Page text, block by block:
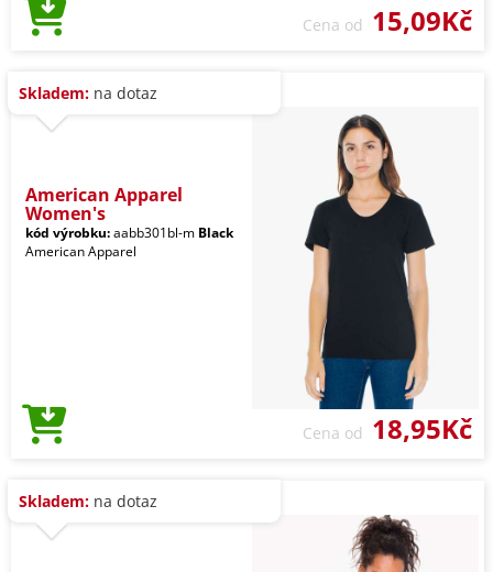
Cena od 15,09Kč
Skladem: na dotaz
American Apparel
Women's
kód výrobku:aabb301bl-m Black
American Apparel
Cena od 18,95Kč
Skladem: na dotaz